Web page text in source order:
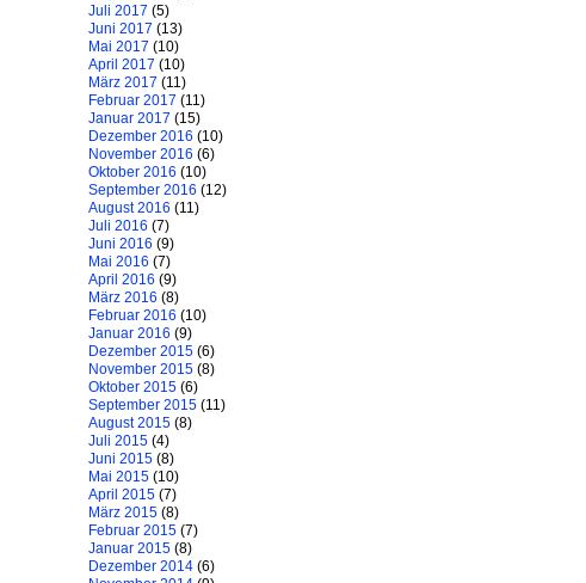
Juli 2017 (5)
Juni 2017 (13)
Mai 2017 (10)
April 2017 (10)
März 2017 (11)
Februar 2017 (11)
Januar 2017 (15)
Dezember 2016 (10)
November 2016 (6)
Oktober 2016 (10)
September 2016 (12)
August 2016 (11)
Juli 2016 (7)
Juni 2016 (9)
Mai 2016 (7)
April 2016 (9)
März 2016 (8)
Februar 2016 (10)
Januar 2016 (9)
Dezember 2015 (6)
November 2015 (8)
Oktober 2015 (6)
September 2015 (11)
August 2015 (8)
Juli 2015 (4)
Juni 2015 (8)
Mai 2015 (10)
April 2015 (7)
März 2015 (8)
Februar 2015 (7)
Januar 2015 (8)
Dezember 2014 (6)